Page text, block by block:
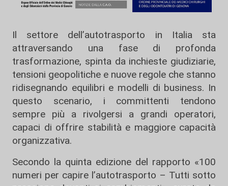
Il settore dell’autotrasporto in Italia sta
attraversando una fase di profonda
trasformazione, spinta da inchieste giudiziarie,
tensioni geopolitiche e nuove regole che stanno
ridisegnando equilibri e modelli di business. In
questo scenario, i committenti tendono
sempre più a rivolgersi a grandi operatori,
capaci di offrire stabilità e maggiore capacità
organizzativa.
Secondo la quinta edizione del rapporto «100
numeri per capire l’autotrasporto – Tutti sotto